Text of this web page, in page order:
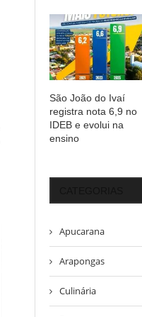
São João do Ivaí
registra nota 6,9 no
IDEB e evolui na
ensino
Apucarana
Arapongas
Culinária